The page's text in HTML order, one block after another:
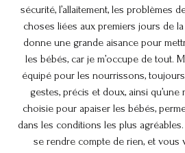
sécurité, l’allaitement, les problèmes
choses liées aux premiers jours de la
donne une grande aisance pour
les bébés, car je m’occupe de tout.
équipé pour les nourrissons,
gestes, précis et doux, ainsi
choisie pour apaiser les bébés,
dans les conditions les plus
se rendre compte de rien, et vous